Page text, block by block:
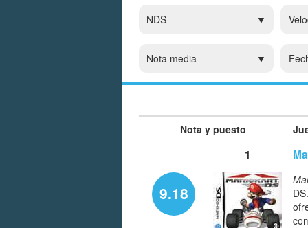
NDS
Nota media
Nota y puesto
1
9.18